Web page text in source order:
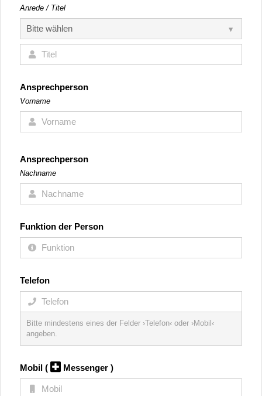
Anrede / Titel
Ansprechperson
Vorname
Ansprechperson
Nachname
Funktion der Person
Telefon
Bitte mindestens eines der Felder ›Telefon‹ oder ›Mobil‹
angeben.
Mobil ( Messenger )